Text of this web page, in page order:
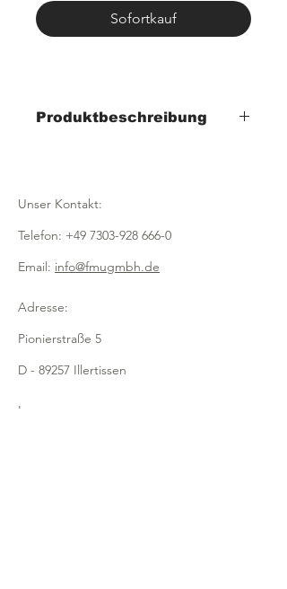
Sofortkauf
Produktbeschreibung
- mittel 300 x 215 x 115mm
- groß 350 x 255 x 130mm
- aus natürlicher, geschälter Weide
Unser Kontakt:
Telefon: +49 7303-928 666-0
Email: info@fmugmbh.de
Adresse:
Pionierstraße 5
D - 89257 Illertissen
Impressum